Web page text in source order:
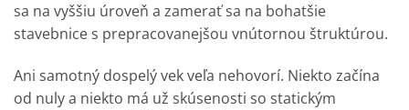
sa na vyššiu úroveň a zamerať sa na bohatšie
stavebnice s prepracovanejšou vnútornou štruktúrou.
Ani samotný dospelý vek veľa nehovorí. Niekto začína
od nuly a niekto má už skúsenosti so statickým